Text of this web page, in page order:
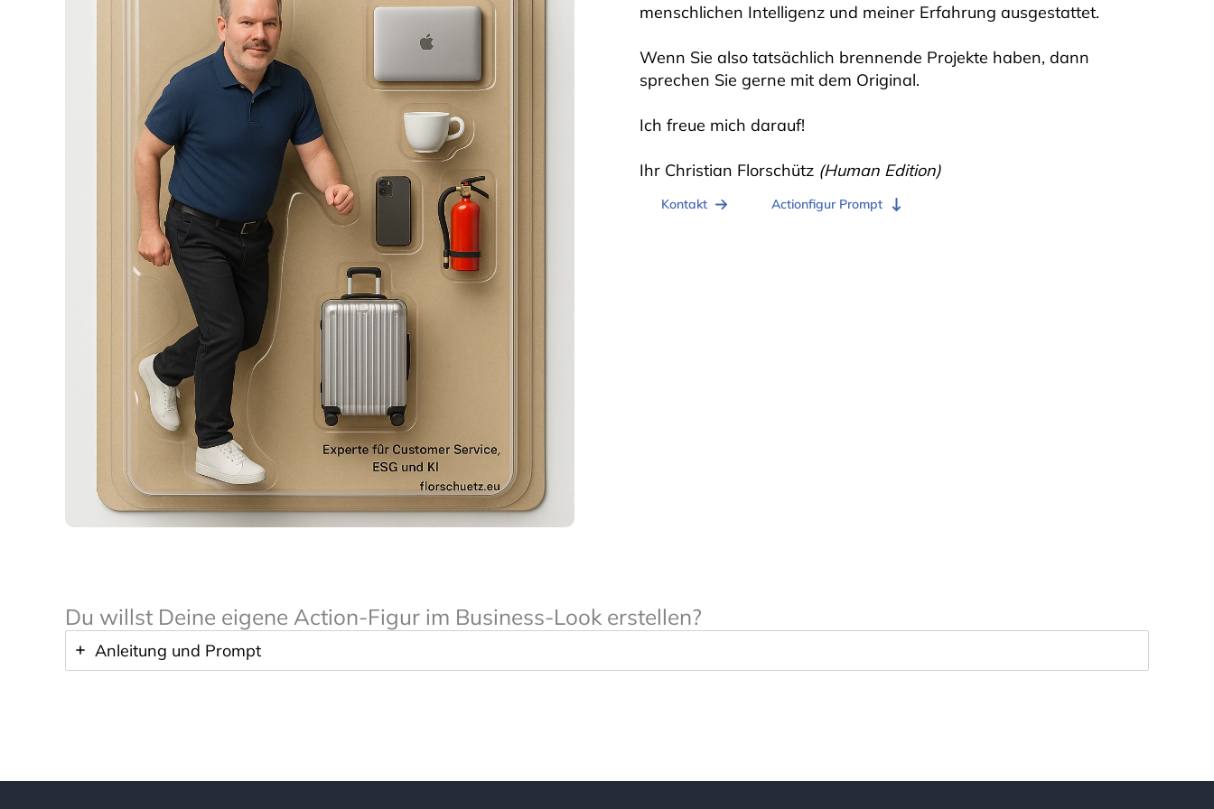
menschlichen Intelligenz und meiner Erfahrung ausgestattet.
Wenn Sie also tatsächlich brennende Projekte haben, dann
sprechen Sie gerne mit dem Original.
Ich freue mich darauf!
Ihr Christian Florschütz (Human Edition)
Kontakt Actionfigur Prompt
Du willst Deine eigene Action-Figur im Business-Look erstellen?
Anleitung und Prompt